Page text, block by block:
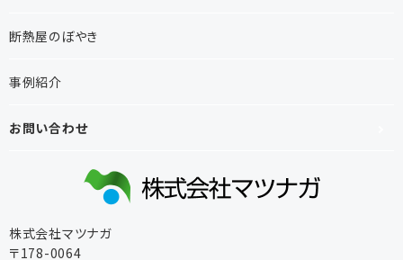
断熱屋のぼやき
事例紹介
お問い合わせ
株式会社マツナガ
〒178-0064